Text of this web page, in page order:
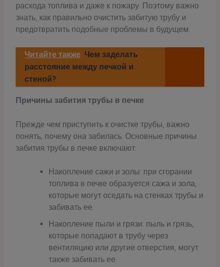
расхода топлива и даже к пожару. Поэтому важно
знать, как правильно очистить забитую трубу и
предотвратить подобные проблемы в будущем.
Читайте также Чем заделать
расстояние между печкой и
стеной?
Причины забития трубы в печке
Прежде чем приступить к очистке трубы, важно
понять, почему она забилась. Основные причины
забития трубы в печке включают:
Накопление сажи и золы: при сгорании
топлива в печке образуется сажа и зола,
которые могут оседать на стенках трубы и
забивать ее.
Накопление пыли и грязи: пыль и грязь,
которые попадают в трубу через
вентиляцию или другие отверстия, могут
также забивать ее.